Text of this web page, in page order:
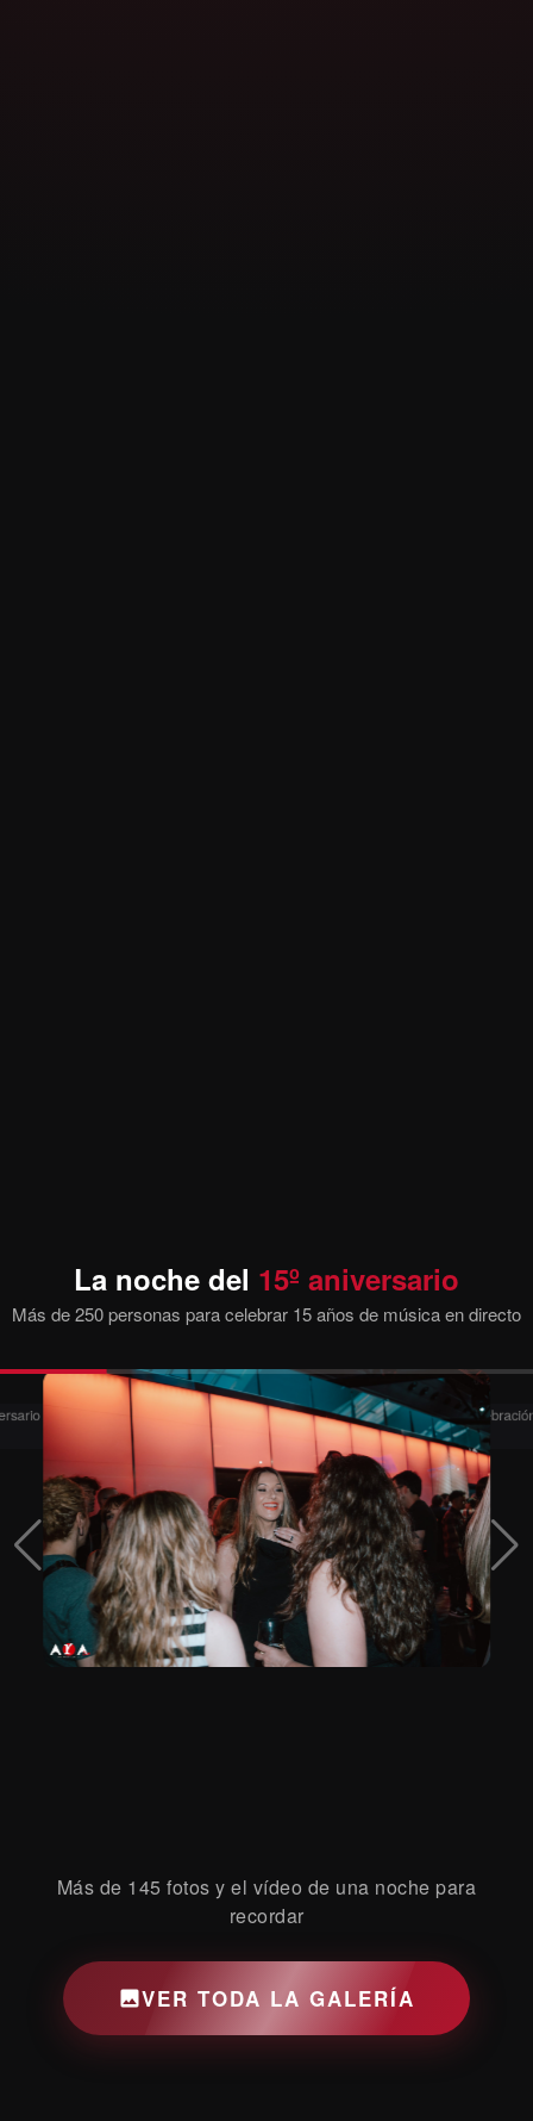
La noche del 15º aniversario
Más de 250 personas para celebrar 15 años de música en directo
Más de 145 fotos y el vídeo de una noche para
recordar
VER TODA LA GALERÍA